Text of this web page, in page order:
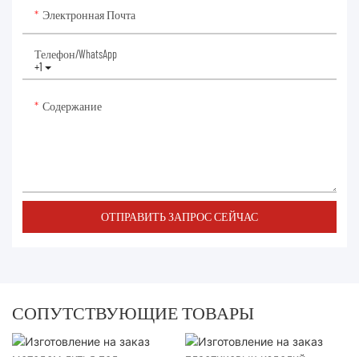
Электронная Почта
+1
Телефон/WhatsApp
Содержание
ОТПРАВИТЬ ЗАПРОС СЕЙЧАС
СОПУТСТВУЮЩИЕ ТОВАРЫ